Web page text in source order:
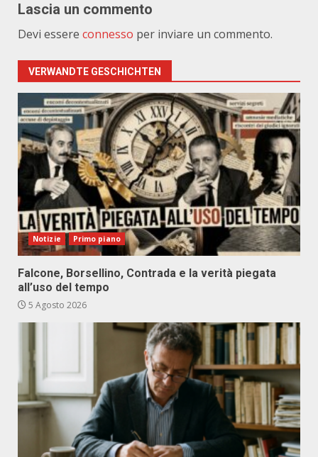
Lascia un commento
Devi essere connesso per inviare un commento.
VERWANDTE GESCHICHTEN
Notizie Primo piano
Falcone, Borsellino, Contrada e la verità piegata
all’uso del tempo
5 Agosto 2026